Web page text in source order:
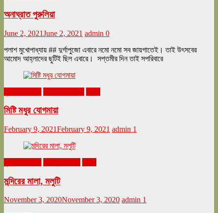
অনাঘ্রাত পুরুলিয়া
June 2, 2021June 2, 2021 admin 0
পলাশ মুখোপাধ্যায় ## দুর্গাপুজো এবারে নমো নমো সব জায়গাতেই। তাই উৎসবের
আমোদ আহ্লাদের ছুটিই ছিল এবারে। সপ্তমীর দিন তাই সপরিবারে
মিষ্টি মধুর যোগমায়া
February 9, 2021February 9, 2021 admin 1
মন্দিরের মালা, মলুটি
November 3, 2020November 3, 2020 admin 1